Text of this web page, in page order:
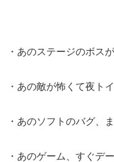
・あのステージのボス
・あの敵が怖くて夜ト
・あのソフトのバグ、
・あのゲーム、すぐデ